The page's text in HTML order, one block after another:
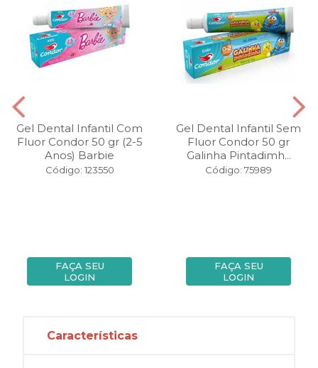
Gel Dental Infantil Com
Fluor Condor 50 gr (2-5
Anos) Barbie
Código: 123550
FAÇA SEU
LOGIN
Gel Dental Infantil Sem
Fluor Condor 50 gr
Galinha Pintadimh...
Código: 75989
FAÇA SEU
LOGIN
Características